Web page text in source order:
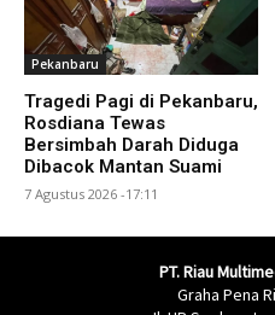
Pekanbaru
Tragedi Pagi di Pekanbaru,
Rosdiana Tewas
Bersimbah Darah Diduga
Dibacok Mantan Suami
7 Agustus 2026 -17:11
PT. Riau
Graha Pena